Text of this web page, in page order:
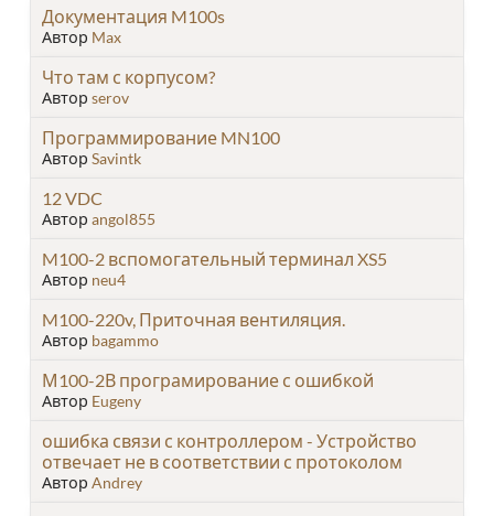
Документация M100s
Автор Max
Что там с корпусом?
Автор serov
Программирование MN100
Автор Savintk
12 VDC
Автор angol855
M100-2 вспомогательный терминал XS5
Автор neu4
M100-220v, Приточная вентиляция.
Автор bagammo
М100-2В програмирование с ошибкой
Автор Eugeny
ошибка связи с контроллером - Устройство
отвечает не в соответствии с протоколом
Автор Andrey